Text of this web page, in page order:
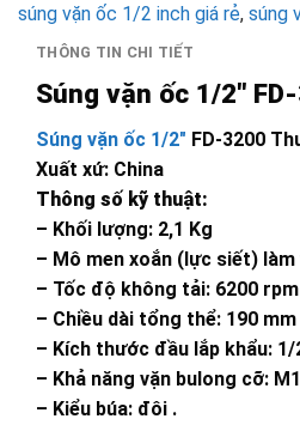
súng vặn ốc 1/2 inch giá rẻ, súng
THÔNG TIN CHI TIẾT
Súng vặn ốc 1/2″
Súng vặn ốc 1/2″ FD-3200
Xuất xứ: China
Thông số kỹ thuật:
– Khối lượng: 2,1 Kg
– Mô men xoắn (lực siết) làm
– Tốc độ không tải: 6200 rpm
– Chiều dài tổng thể: 190 mm
– Kích thước đầu lắp khẩu: 1/
– Khả năng vặn bulong cỡ:
– Kiểu búa: đôi .